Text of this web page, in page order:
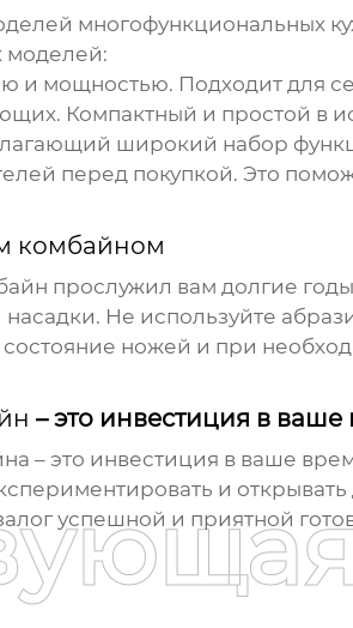
многофункциональных
моделей:
и мощностью. Подходит для
Компактный и простой в
широкий набор
перед покупкой. Это
комбайном
прослужил вам долгие
Не используйте
ножей и при
– это инвестиция в
– это инвестиция в ваше
и
успешной и приятной